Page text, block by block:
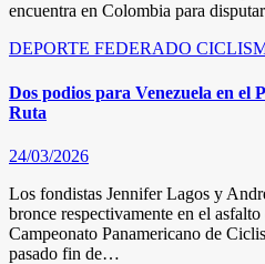
encuentra en Colombia para
DEPORTE FEDERADO
Dos podios para Venezuela en el
Ruta
24/03/2026
Los fondistas Jennifer Lagos y
bronce respectivamente en el
Campeonato Panamericano de
pasado fin de…